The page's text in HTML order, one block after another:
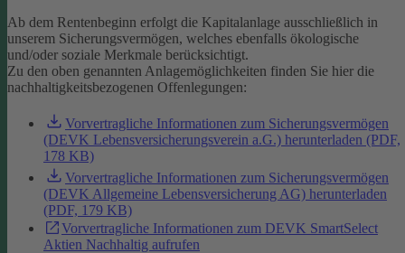
Ab dem Rentenbeginn erfolgt die Kapitalanlage ausschließlich in
unserem Sicherungsvermögen, welches ebenfalls ökologische
und/oder soziale Merkmale berücksichtigt.
Zu den oben genannten Anlagemöglichkeiten finden Sie hier die
nachhaltigkeitsbezogenen Offenlegungen:
Vorvertragliche Informationen zum Sicherungsvermögen
(DEVK Lebensversicherungsverein a.G.) herunterladen (PDF,
178 KB)
Vorvertragliche Informationen zum Sicherungsvermögen
(DEVK Allgemeine Lebensversicherung AG) herunterladen
(PDF, 179 KB)
Vorvertragliche Informationen zum DEVK SmartSelect
Aktien Nachhaltig aufrufen